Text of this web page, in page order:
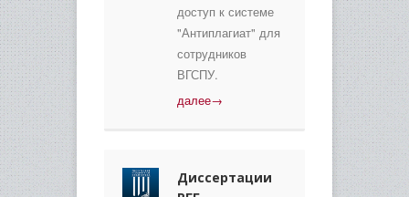
доступ к системе
"Антиплагиат" для
сотрудников
ВГСПУ.
далее→
Диссертации